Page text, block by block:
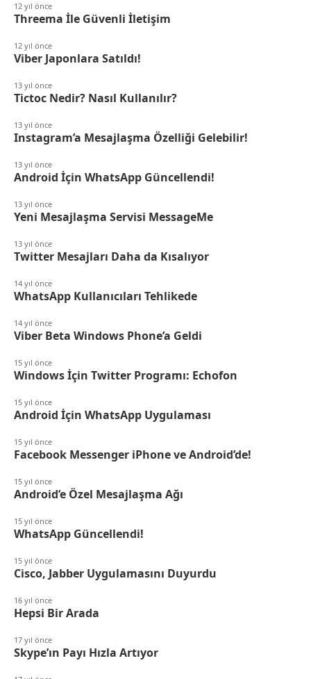
12 yıl önce
Threema İle Güvenli İletişim
12 yıl önce
Viber Japonlara Satıldı!
13 yıl önce
Tictoc Nedir? Nasıl Kullanılır?
13 yıl önce
Instagram’a Mesajlaşma Özelliği Gelebilir!
13 yıl önce
Android İçin WhatsApp Güncellendi!
13 yıl önce
Yeni Mesajlaşma Servisi MessageMe
13 yıl önce
Twitter Mesajları Daha da Kısalıyor
14 yıl önce
WhatsApp Kullanıcıları Tehlikede
14 yıl önce
Viber Beta Windows Phone’a Geldi
15 yıl önce
Windows İçin Twitter Programı: Echofon
15 yıl önce
Android İçin WhatsApp Uygulaması
15 yıl önce
Facebook Messenger iPhone ve Android’de!
15 yıl önce
Android’e Özel Mesajlaşma Ağı
15 yıl önce
WhatsApp Güncellendi!
15 yıl önce
Cisco, Jabber Uygulamasını Duyurdu
16 yıl önce
Hepsi Bir Arada
17 yıl önce
Skype’ın Payı Hızla Artıyor